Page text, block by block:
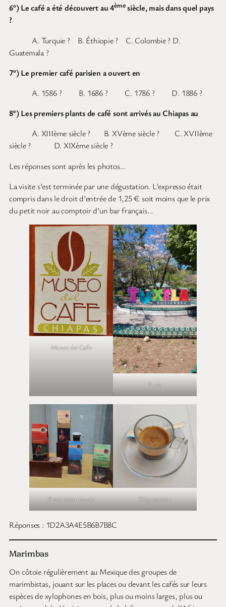
6°) Le café a été découvert au 4èmesiècle, mais dans quel pays
?
A. Turquie ? B. Éthiopie ? C. Colombie ? D.
Guatemala ?
7°) Le premier café parisien a ouvert en
A. 1586 ? B. 1686 ? C. 1786 ? D. 1886 ?
8°) Les premiers plants de café sont arrivés au Chiapas au
A. XIIIème siècle ? B. XVème siècle ? C. XVIIème
siècle ? D. XIXème siècle ?
Les réponses sont après les photos…
La visite s’est terminée par une dégustation. L’expresso était
compris dans le droit d’entrée de 1,25 € soit moins que le prix
du petit noir au comptoir d’un bar français…
Museo del Cafe
Tuxla
Production locale Dégustation
Réponses : 1D2A3A4E5B6B7B8C
Marimbas
On côtoie régulièrement au Mexique des groupes de
marimbistas, jouant sur les places ou devant les cafés sur leurs
espèces de xylophones en bois, plus ou moins larges, plus ou